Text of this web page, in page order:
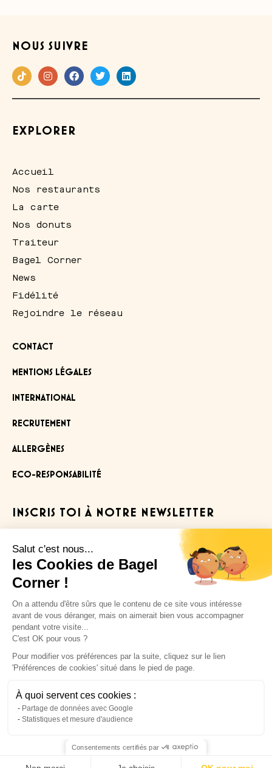
NOUS SUIVRE
EXPLORER
Accueil
Nos restaurants
La carte
Nos donuts
Traiteur
Bagel Corner
News
Fidélité
Rejoindre le réseau
CONTACT
MENTIONS LÉGALES
INTERNATIONAL
RECRUTEMENT
ALLERGÈNES
ECO-RESPONSABILITÉ
INSCRIS TOI À NOTRE NEWSLETTER
pour recevoir des offres exclusives
!
Cliquez-ici pour modifier vos préférences en matière
Salut c'est nous...
les Cookies de Bagel
Corner !
On a attendu d'être sûrs que le contenu de ce site vous intéresse
avant de vous déranger, mais on aimerait bien vous accompagner
pendant votre visite...
C'est OK pour vous ?
Pour modifier vos préférences par la suite, cliquez sur le lien
'Préférences de cookies' situé dans le pied de page.
À quoi servent ces cookies :
Partage de données avec Google
Statistiques et mesure d'audience
Consentements certifiés par